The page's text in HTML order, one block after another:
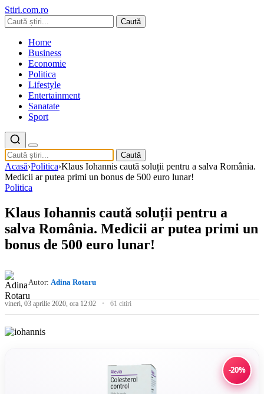
Stiri.com.ro
Caută
Home
Business
Economie
Politica
Lifestyle
Entertainment
Sanatate
Sport
Caută
Acasă›Politica›Klaus Iohannis caută soluții pentru a salva România.
Medicii ar putea primi un bonus de 500 euro lunar!
Politica
Klaus Iohannis caută soluții pentru a
salva România. Medicii ar putea primi un
bonus de 500 euro lunar!
Autor: Adina Rotaru
vineri, 03 aprilie 2020, ora 12:02 61 citiri
-20%